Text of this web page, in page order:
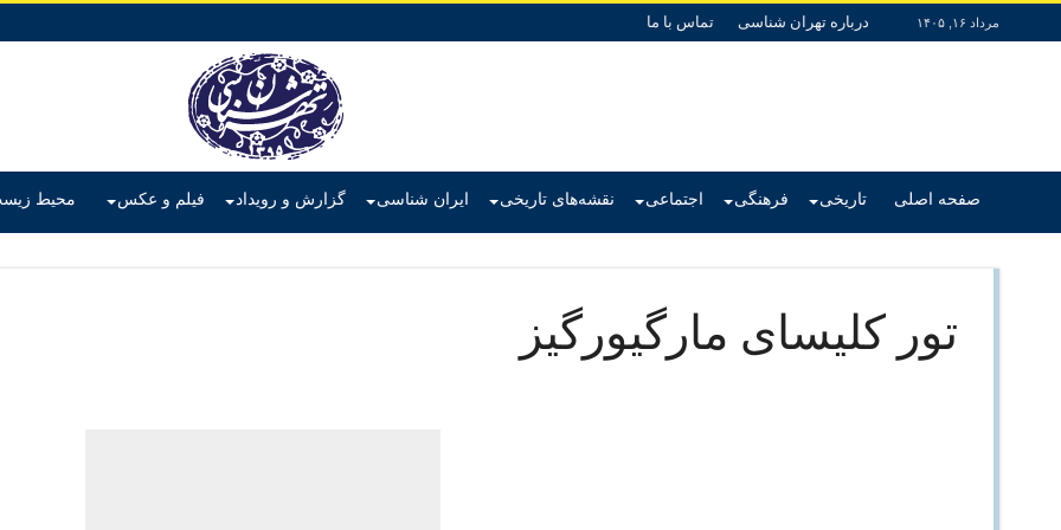
مرداد ۱۶, ۱۴۰۵ درباره تهران شناسی تماس با ما
صفحه اصلی تاریخی فرهنگی اجتماعی نقشه‌های تاریخی ایران شناسی گزارش و رویداد فیلم و عکس محیط
تور کلیسای مارگیورگیز